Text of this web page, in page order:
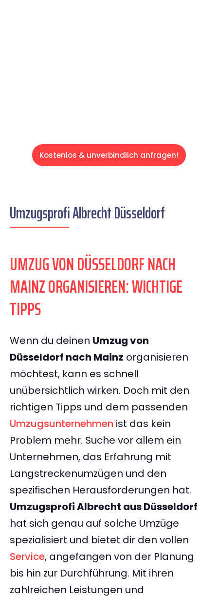
Kostenlos & unverbindlich anfragen!
Umzugsprofi Albrecht Düsseldorf
UMZUG VON DÜSSELDORF NACH
MAINZ ORGANISIEREN: WICHTIGE
TIPPS
Wenn du deinen Umzug von
Düsseldorf nach Mainz organisieren
möchtest, kann es schnell
unübersichtlich wirken. Doch mit den
richtigen Tipps und dem passenden
Umzugsunternehmen ist das kein
Problem mehr. Suche vor allem ein
Unternehmen, das Erfahrung mit
Langstreckenumzügen und den
spezifischen Herausforderungen hat.
Umzugsprofi Albrecht aus Düsseldorf
hat sich genau auf solche Umzüge
spezialisiert und bietet dir den vollen
Service, angefangen von der Planung
bis hin zur Durchführung. Mit ihren
zahlreichen Leistungen und